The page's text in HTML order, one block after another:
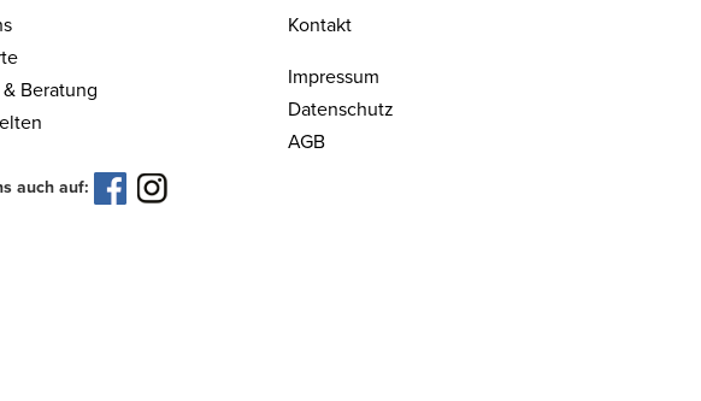
Beratung
auch auf:
Kontakt
Impressum
Datenschutz
AGB